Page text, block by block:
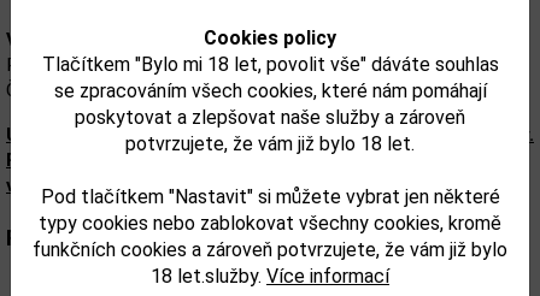
Cookies policy
Tlačítkem "Bylo mi 18 let, povolit vše" dáváte souhlas
se zpracováním všech cookies, které nám pomáhají
poskytovat a zlepšovat naše služby a zároveň
potvrzujete, že vám již bylo 18 let.
Pod tlačítkem "Nastavit" si můžete vybrat jen některé
typy cookies nebo zablokovat všechny cookies, kromě
funkčních cookies a zároveň potvrzujete, že vám již bylo
18 let.služby. Více informací
Výrobce:
Rudolf Jelínek a.s., Razov 472, 763,12 Vizovice
Česká republika
Upozorňujeme, že tento produkt může obsahovat alergeny.
Přesné složení a alergeny jsou k dispozici na obalu
výrobku. Zkontrolujte prosím před konzumací.
Parametry: